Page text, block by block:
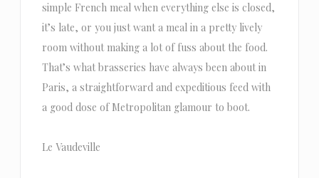
simple French meal when everything else is closed,
it’s late, or you just want a meal in a pretty lively
room without making a lot of fuss about the food.
That’s what brasseries have always been about in
Paris, a straightforward and expeditious feed with
a good dose of Metropolitan glamour to boot.
Le Vaudeville